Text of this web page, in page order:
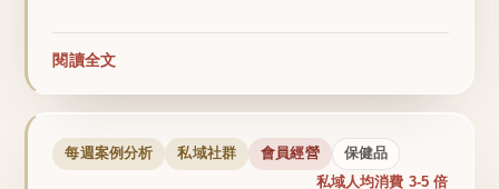
閱讀全文
每週案例分析 私域社群 會員經營 保健品
私域人均消費 3-5 倍